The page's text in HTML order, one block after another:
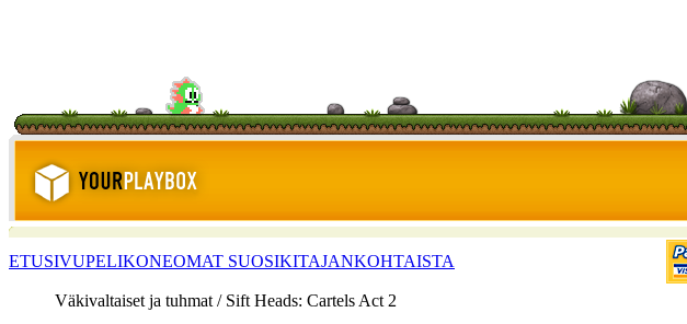
ETUSIVUPELIKONEOMAT SUOSIKITAJANKOHTAISTA
Väkivaltaiset ja tuhmat / Sift Heads: Cartels Act 2